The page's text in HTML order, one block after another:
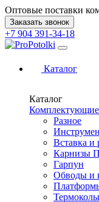
Оптовые поставки
Заказать звонок
+7 904 391-34-18
Каталог
Каталог
Комплектующие
Разное
Вставка и
Карнизы
Гарпун
Обводы и